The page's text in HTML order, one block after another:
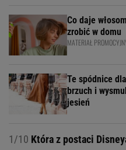
Co daje
zrobić w domu
MATERIAŁ
Te spódnice
brzuch i
jesień
1/10 Która z postaci